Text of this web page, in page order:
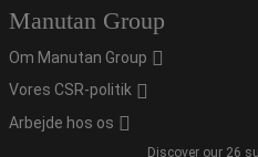
Manutan Group
Om Manutan Group
Vores CSR-politik
Arbejde hos os
Discover our 26